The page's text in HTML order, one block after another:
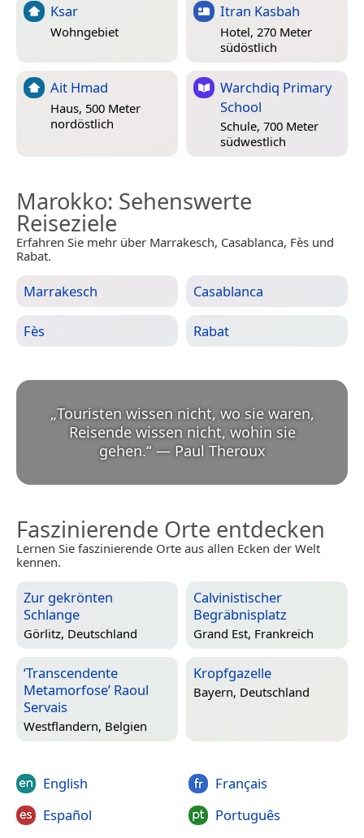
Ksar
Wohngebiet
Itran Kasbah
Hotel, 270 Meter
südöstlich
Ait Hmad
Haus, 500 Meter
nordöstlich
Warchdiq Primary
School
Schule, 700 Meter
südwestlich
Marokko: Sehenswerte
Reiseziele
Erfahren Sie mehr über Marrakesch, Casablanca, Fès und
Rabat.
Marrakesch Casablanca
Fès Rabat
„Touristen wissen nicht, wo sie waren,
Reisende wissen nicht, wohin sie
gehen.“ — Paul Theroux
Faszinierende Orte entdecken
Lernen Sie faszinierende Orte aus allen Ecken der Welt
kennen.
Zur gekrönten
Schlange
Görlitz, Deutschland
Calvinistischer
Begräbnisplatz
Grand Est, Frankreich
‘Transcendente
Metamorfose’ Raoul
Servais
Westflandern, Belgien
Kropfgazelle
Bayern, Deutschland
English
Español
Français
Português